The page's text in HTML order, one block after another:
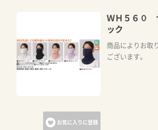
お気に入りに登録
ＷＨ５６０
ック
商品によりお取
ございます。
お買い物を続ける
カートへ進む